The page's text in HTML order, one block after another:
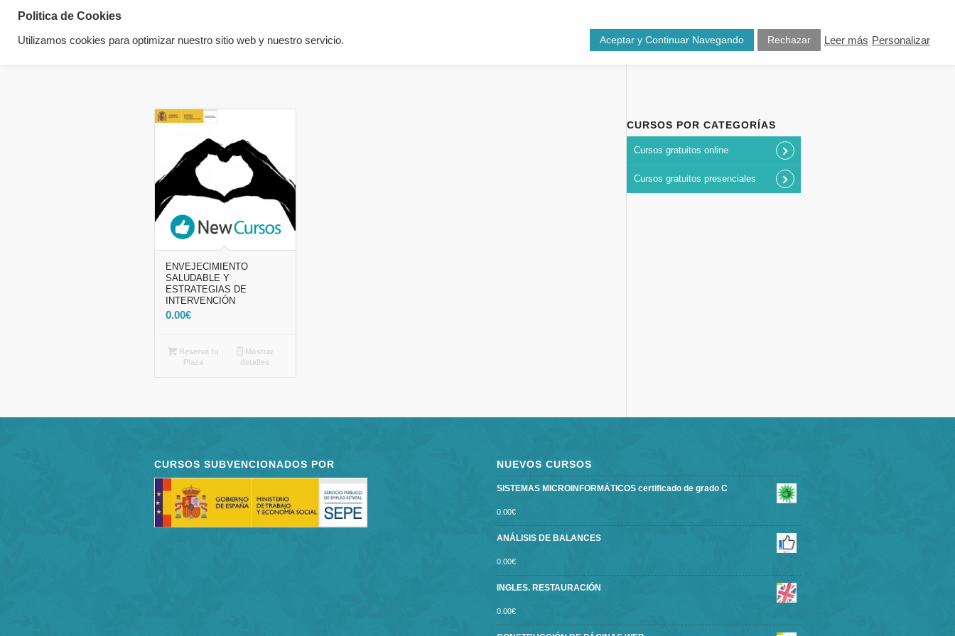
Cursos Nosotros Blog Contacto
ENVEJECIMIENTO
SALUDABLE Y
ESTRATEGIAS DE
INTERVENCIÓN
0.00€
Reserva tu
Plaza
Mostrar
detalles
CURSOS POR CATEGORÍAS
Cursos gratuitos online
Cursos gratuitos presenciales
CURSOS SUBVENCIONADOS POR NUEVOS CURSOS
SISTEMAS MICROINFORMÁTICOS certificado de grado C
0.00€
ANÁLISIS DE BALANCES
0.00€
INGLES. RESTAURACIÓN
0.00€
Politica de Cookies
Utilizamos cookies para optimizar nuestro sitio web y nuestro servicio. Aceptar y Continuar Navegando Rechazar Leer más Personalizar